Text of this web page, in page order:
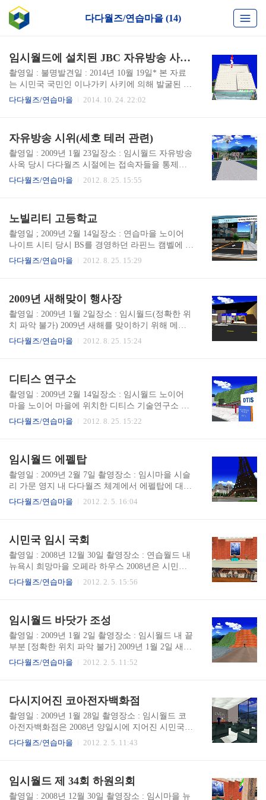
다다월즈/연습마을 (14)
임시월드에 설치된 JBC 자유방송 사옥 모습
촬영일 : 불명발견일 : 2014년 10월 19일* 본 자료
는 시민국 국민인 이나가키 사키에 의해 발굴된 자
료이다. 2008년 4월 9일 시민국 국치일 이후로 시민
였으며, 이를 통해 완벽은 아니여도 오브젝트 서버
를 이용하여 적극적으로 현대적인 국가의 모습을
보여줄 수 있었다. 그러나, 당시 다다월즈를 운영한
너와플러스측은 시민국 월드를 일방적으로 중단을
하게 되면서 또 시민국은 위기를 맞이하게 된다. 운
월즈 최후의 시민국이 탄생하기에 이른다. 당연히
오브젝트 서버 ..
다다월즈/연습마을 2014. 10. 24. 22:02
자유방송 시위(세호 테러 관련)
촬영일 : 2009년 1월 23일장소 : 임시월드 자유방송
사옥 당시 다다월즈 시절에는 접속자들을 통제할
수 있는 수단이 너와플러스 측 관리진들에게만 제
며 더군더나 시민국 월드는 서버 사정으로 2008년
10월자로 사라지고, 대부분의 국민들은 임시월드
에서 활동하는 상황이었다. 그렇기 때문에 서버는
극도로 불안한 상황이었다. 또한 2009년도에는 SE
HO 2004로 인하여 얼룩진 시민국 사회였으며, 이
으며, 당시 프란츠는 JBC를 경영하던 사장이었다.
상당히 치안이 불안불안..
다다월즈/연습마을 2012. 8. 25. 15:55
노빌리티 고등학교
촬영일 ; 2009년 2월 14일장소 : 연습마을 노이어
나이트 시티 당시 BS를 경영하던 라핀느 캠벨에 의
해 세워진 BS 산하 사립고등학교이다. 당대 유행하
젝트 용량부족으로 교실내에 책/걸상 등을 완전히
채울 수 없었다. 인근에 동균의 삼성타운과 망한세
호방송(MSB)가 위치해있다.
다다월즈/연습마을 2012. 8. 25. 15:29
2009년 새해맞이 행사장
촬영일 : 2009년 1월 2일장소 : 임시월드(정확한 위
치 파악 불가) 2009년 새해를 맞이하기 위해 메트
로 캠벨에 의해 새해 맞이 행사장을 설치하였다. 임
사라지게되었다.
다다월즈/연습마을 2012. 8. 25. 15:24
디티스 연구소
촬영일 : 2009년 2월 14일장소 : 임시월드 노이어
마을 노이어 마을에 위치한 디티스 기술연구소 사
진 모습이다. 디티스는 오늘날까지도 시민국내에
다다월즈/연습마을 2012. 8. 25. 15:22
임시월드 에펠탑
촬영일 : 2009년 2월 7일 촬영장소 : 임시마을 시슬
리 가문 영지 내 다다월즈 체계에서 에펠탑에 대한
시도는 아주 오래전부터 존재해왔었다. 과거 희망
인 3.1버전으로도 에펠탑을 짓는 것은 그렇게 쉽지
않았다. 그러나 그런 열악한 상황속에서도 에펠탑
을 짓겠다는 의지는 견고하여 에펠탑에 거의 가까
운 수준에서 제작되는 경우도 있다. 임시월드에 지
어진 에펠탑은 2009년 1월 1일에 짓기 시작한 것이
다다월즈/연습마을 2012. 2. 5. 16:04
시민국 임시 국회
촬영일 : 2008년 12월 30일 촬영장소 : 연습월드 내
뉴욕시 희망마을 오페라 하우스 2008년은 시민국
에게 상당히 희망이 없고 절망적인 나날들이었다.
라지게 되었다. (관련 자료, USCi 로그인 필요) 12
월 30일, 임시 월드 내 뉴욕시 희망마을 오페라 하
우스에 임시국회장을 차려 국회를 개최. 제 34회 하
원에서 다시 계엄령이 선포하게 되었다. (관련 자
료, USCi 로그인 필요)
다다월즈/연습마을 2012. 2. 5. 15:56
임시월드 바닷가 조성
촬영일 : 2009년 1월 2일 촬영장소 : 임시월드 내 끝
부분 [정확한 위치 파악 불가] 2009년 1월 2일 새해
를 맞이하여 샤나 디 에스테에 의한 바닷가 조성 작
다다월즈/연습마을 2012. 2. 5. 11:52
다시지어진 코아전자백화점
촬영일 : 2009년 1월 28일 촬영장소 : 임시월드 코
아전자백화점은 2008년 양일시에 지어진 시민국
최초의 전자제품 양판소이다. 과거에는 EL 전자 직
이후로 나날이 시민들의 활동이 증대됨에 따라 이
러한 활동을 바탕으으로 알파 캠벨[당시엔 니콜라
다다월즈/연습마을 2012. 2. 5. 11:43
임시월드 제 34회 하원의회
촬영일 : 2008년 12월 30일 촬영장소 : 임시마을 뉴